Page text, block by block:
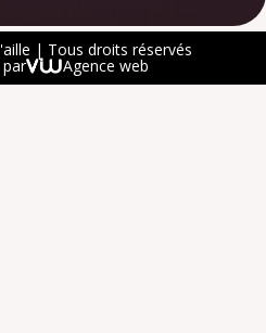
| Tous droits réservés
Agence web